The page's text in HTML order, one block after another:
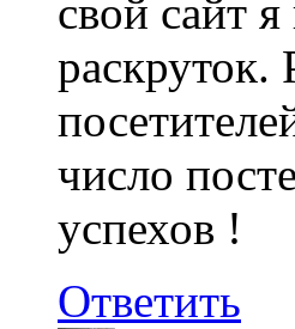
свой сайт
раскруток.
число
успехов !
Ответить